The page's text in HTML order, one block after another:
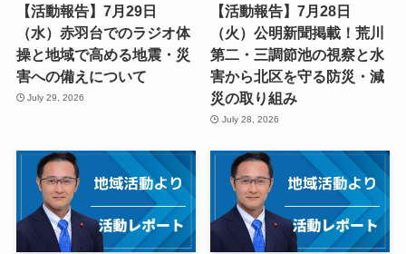
【活動報告】7月29日
（水）赤羽台でのラジオ体
操と地域で高める地震・災
害への備えについて
July 29, 2026
【活動報告】7月28日
（火）公明新聞掲載！荒川
第二・三調節池の視察と水
害から北区を守る防災・減
災の取り組み
July 28, 2026